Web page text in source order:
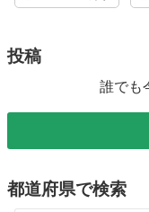
投稿
誰でも
都道府県で検索